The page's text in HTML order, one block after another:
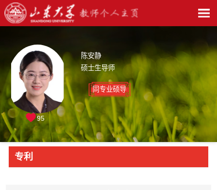
陈安静
硕士生导师
同专业硕导
95
专利